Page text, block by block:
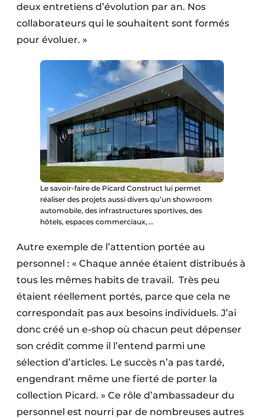
deux entretiens d’évolution par an. Nos
collaborateurs qui le souhaitent sont formés
pour évoluer. »
Le savoir-faire de Picard Construct lui permet
réaliser des projets aussi divers qu’un showroom
automobile, des infrastructures sportives, des
hôtels, espaces commerciaux, …
Autre exemple de l’attention portée au
personnel : « Chaque année étaient distribués à
tous les mêmes habits de travail. Très peu
étaient réellement portés, parce que cela ne
correspondait pas aux besoins individuels. J’ai
donc créé un e-shop où chacun peut dépenser
son crédit comme il l’entend parmi une
sélection d’articles. Le succès n’a pas tardé,
engendrant même une fierté de porter la
collection Picard. » Ce rôle d’ambassadeur du
personnel est nourri par de nombreuses autres